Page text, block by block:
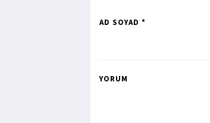
AD SOYAD *
YORUM